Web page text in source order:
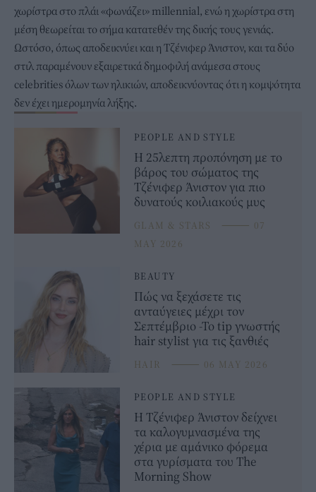
χωρίστρα στο πλάι «φωνάζει» millennial, ενώ η χωρίστρα στη
μέση θεωρείται το σήμα κατατεθέν της δικής τους γενιάς.
Ωστόσο, όπως αποδεικνύει και η Τζένιφερ Άνιστον, και τα δύο
στιλ παραμένουν εξαιρετικά δημοφιλή ανάμεσα στους
celebrities όλων των ηλικιών, αποδεικνύοντας ότι η κομψότητα
δεν έχει ημερομηνία λήξης.
PEOPLE AND STYLE
Η 25λεπτη προπόνηση με το
βάρος του σώματος της
Τζένιφερ Άνιστον για πιο
δυνατούς κοιλιακούς μυς
GLAM & STARS ⸻ 07
MAY 2026
BEAUTY
Πώς να ξεχάσετε τις
ανταύγειες μέχρι τον
Σεπτέμβριο -Το tip γνωστής
hair stylist για τις ξανθιές
HAIR ⸻ 06 MAY 2026
PEOPLE AND STYLE
Η Τζένιφερ Άνιστον δείχνει
τα καλογυμνασμένα της
χέρια με αμάνικο φόρεμα
στα γυρίσματα του The
Morning Show